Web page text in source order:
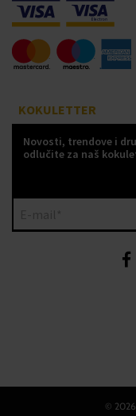
KOKULETTER
Novosti, trendove i
odlučite za naš
©